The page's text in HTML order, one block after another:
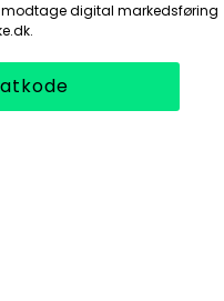
digital markedsføring